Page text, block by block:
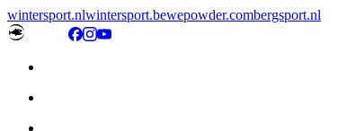
wintersport.nlwintersport.bewepowder.combergsport.nl